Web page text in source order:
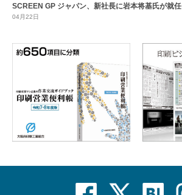
SCREEN GP ジャパン、新社長に岩本将基氏が就任
04月22日